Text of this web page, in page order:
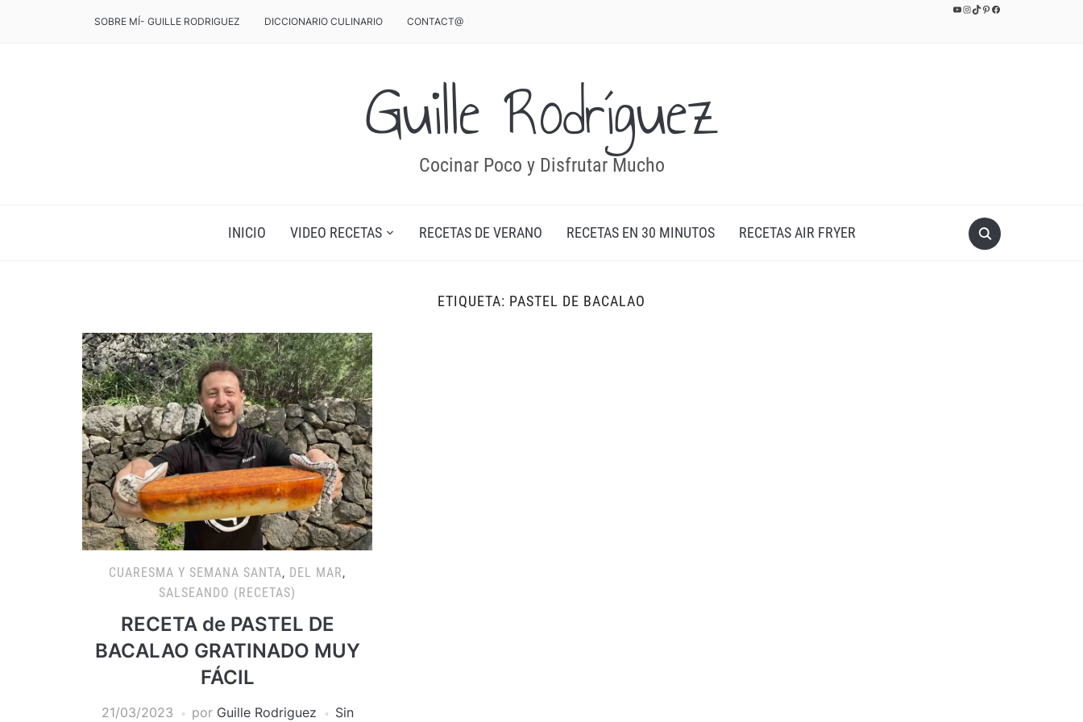
YouTube
Instagram
TikTok
Pinterest
Facebook
SOBRE MÍ- GUILLE RODRIGUEZ DICCIONARIO CULINARIO CONTACT@
Guille Rodríguez
Cocinar Poco y Disfrutar Mucho
INICIO VIDEO RECETAS RECETAS DE VERANO RECETAS EN 30 MINUTOS RECETAS AIR FRYER
ETIQUETA: PASTEL DE BACALAO
CUARESMA Y SEMANA SANTA, DEL MAR,
SALSEANDO (RECETAS)
RECETA de PASTEL DE
BACALAO GRATINADO MUY
FÁCIL
21/03/2023 por Guille Rodriguez Sin